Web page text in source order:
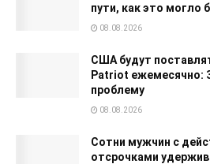
пути, как это могло
08.08.2026
США будут
Patriot ежемесячно:
проблему
08.08.2026
Сотни мужчин с
отсрочками